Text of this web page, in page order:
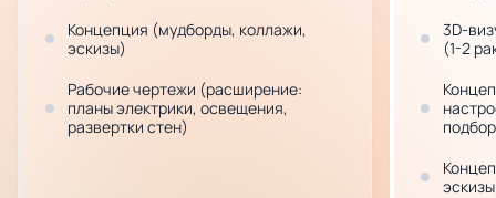
Концепция (мудборды, коллажи,
эскизы)
Рабочие чертежи (расширение:
планы электрики, освещения,
развертки стен)
3D-
(1-2